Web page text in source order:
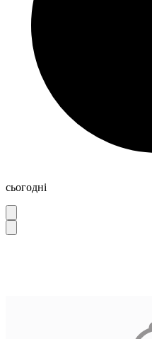
сьогодні